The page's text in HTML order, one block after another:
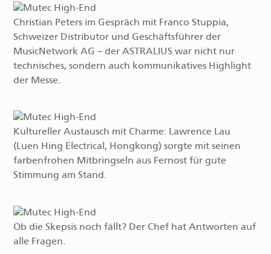
Christian Peters im Gespräch mit Franco Stuppia,
Schweizer Distributor und Geschäftsführer der
MusicNetwork AG – der ASTRALIUS war nicht nur
technisches, sondern auch kommunikatives Highlight
der Messe.
Kultureller Austausch mit Charme: Lawrence Lau
(Luen Hing Electrical, Hongkong) sorgte mit seinen
farbenfrohen Mitbringseln aus Fernost für gute
Stimmung am Stand.
Ob die Skepsis noch fällt? Der Chef hat Antworten auf
alle Fragen.